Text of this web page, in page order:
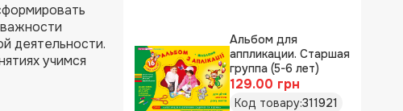
деятельности.
учимся
Альбом для
аппликации. Старшая
группа (5-6 лет)
129.00 грн
Код товару:311921